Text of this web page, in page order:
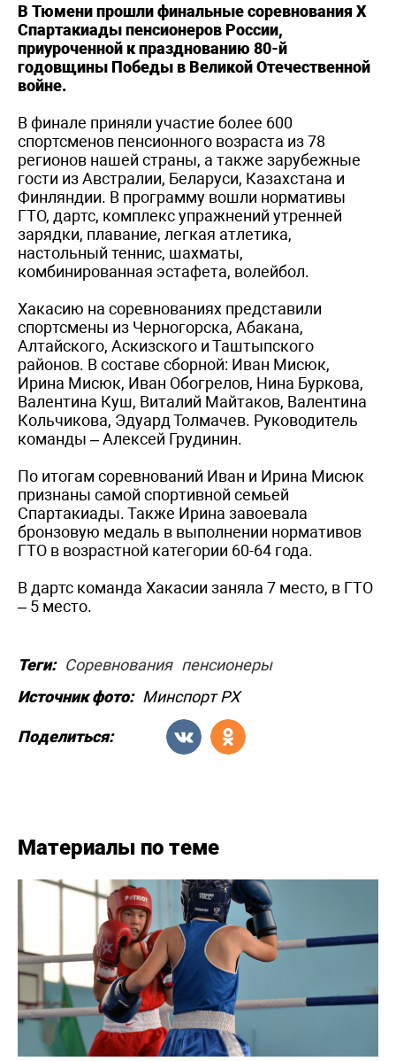
В Тюмени прошли финальные соревнования X
Спартакиады пенсионеров России,
приуроченной к празднованию 80-й
годовщины Победы в Великой Отечественной
войне.
В финале приняли участие более 600
спортсменов пенсионного возраста из 78
регионов нашей страны, а также зарубежные
гости из Австралии, Беларуси, Казахстана и
Финляндии. В программу вошли нормативы
ГТО, дартс, комплекс упражнений утренней
зарядки, плавание, легкая атлетика,
настольный теннис, шахматы,
комбинированная эстафета, волейбол.
Хакасию на соревнованиях представили
спортсмены из Черногорска, Абакана,
Алтайского, Аскизского и Таштыпского
районов. В составе сборной: Иван Мисюк,
Ирина Мисюк, Иван Обогрелов, Нина Буркова,
Валентина Куш, Виталий Майтаков, Валентина
Кольчикова, Эдуард Толмачев. Руководитель
команды – Алексей Грудинин.
По итогам соревнований Иван и Ирина Мисюк
признаны самой спортивной семьей
Спартакиады. Также Ирина завоевала
бронзовую медаль в выполнении нормативов
ГТО в возрастной категории 60-64 года.
В дартс команда Хакасии заняла 7 место, в ГТО
– 5 место.
Теги: Соревнования пенсионеры
Источник фото: Минспорт РХ
Поделиться:
Материалы по теме